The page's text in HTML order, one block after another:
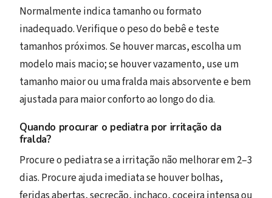
Normalmente indica tamanho ou formato
inadequado. Verifique o peso do bebê e teste
tamanhos próximos. Se houver marcas, escolha um
modelo mais macio; se houver vazamento, use um
tamanho maior ou uma fralda mais absorvente e bem
ajustada para maior conforto ao longo do dia.
Quando procurar o pediatra por irritação da
fralda?
Procure o pediatra se a irritação não melhorar em 2–3
dias. Procure ajuda imediata se houver bolhas,